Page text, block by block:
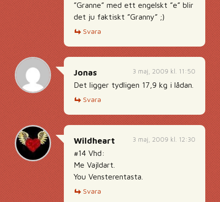
”Granne” med ett engelskt ”e” blir
det ju faktiskt ”Granny” ;)
Svara
3 maj, 2009 kl. 11:50
Jonas
Det ligger tydligen 17,9 kg i lådan.
Svara
3 maj, 2009 kl. 12:30
Wildheart
#14 Vhd:
Me Vajldart.
You Vensterentasta.
Svara